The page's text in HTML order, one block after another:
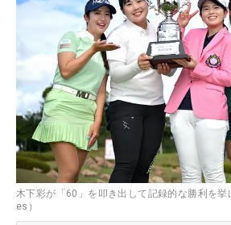
木下彩が「60」を叩き出して記録的な勝利を
es）